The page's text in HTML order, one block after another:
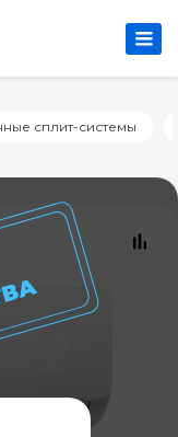
сплит-системы